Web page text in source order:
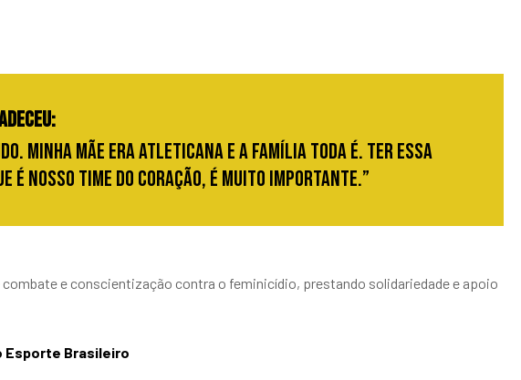
Minha mãe era atleticana e a família toda é. Ter essa
é nosso time do coração, é muito importante.”
e conscientização contra o feminicídio, prestando solidariedade e apoio
Esporte Brasileiro